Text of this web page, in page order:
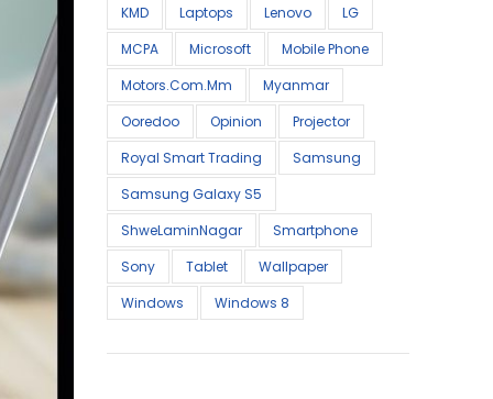
KMD
Laptops Lenovo
LG
MCPA
Microsoft
Mobile Phone
Motors.com.mm
Myanmar
Ooredoo
Opinion
Projector
Royal Smart Trading
Samsung
Samsung Galaxy S5
ShweLaminNagar
Smartphone
Sony
Tablet
Wallpaper
Windows
Windows 8